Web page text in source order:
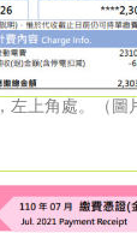
上角處。（圖